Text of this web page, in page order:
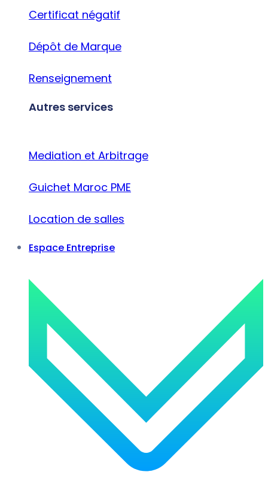
Certificat négatif
Dépôt de Marque
Renseignement
Autres services
Mediation et Arbitrage
Guichet Maroc PME
Location de salles
Espace Entreprise